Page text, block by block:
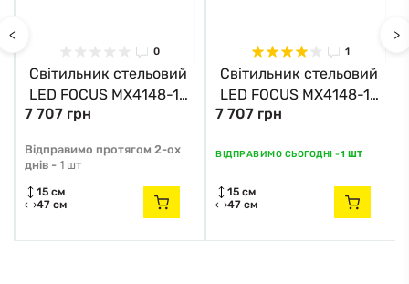
<
0
Світильник стельовий
LED FOCUS MX4148-1-
DWFD Zuma Line білий
7 707 грн
Відправимо протягом 2-ох
днів - 1 шт
15 см
47 см
1
Світильник стельовий
LED FOCUS MX4148-1-
DWLD Zuma Line білий
7 707 грн
ВІДПРАВИМО СЬОГОДНІ -1 ШТ
15 см
47 см
>